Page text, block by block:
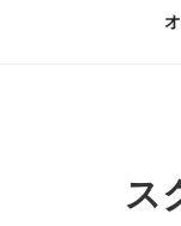
ス